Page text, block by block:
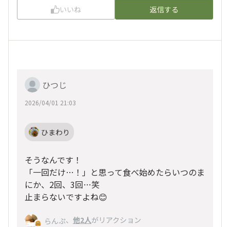
いいね 返信する
ひつじ
2026/04/01 21:03
ひまわり
そうなんです！
「一回だけ…！」と思って食べ始めたらいつのま
にか、2回、3回…笑
止まらないですよね😊
らんぷ、 他2人がリアクション